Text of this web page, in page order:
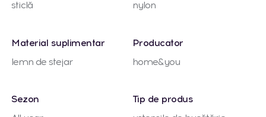
sticlă
nylon
Material suplimentar
lemn de stejar
Producator
home&you
Sezon
Tip de produs